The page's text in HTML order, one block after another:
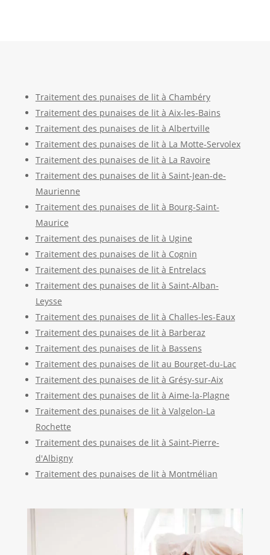
Traitement des punaises de lit à Chambéry
Traitement des punaises de lit à Aix-les-Bains
Traitement des punaises de lit à Albertville
Traitement des punaises de lit à La Motte-Servolex
Traitement des punaises de lit à La Ravoire
Traitement des punaises de lit à Saint-Jean-de-
Maurienne
Traitement des punaises de lit à Bourg-Saint-
Maurice
Traitement des punaises de lit à Ugine
Traitement des punaises de lit à Cognin
Traitement des punaises de lit à Entrelacs
Traitement des punaises de lit à Saint-Alban-
Leysse
Traitement des punaises de lit à Challes-les-Eaux
Traitement des punaises de lit à Barberaz
Traitement des punaises de lit à Bassens
Traitement des punaises de lit au Bourget-du-Lac
Traitement des punaises de lit à Grésy-sur-Aix
Traitement des punaises de lit à Aime-la-Plagne
Traitement des punaises de lit à Valgelon-La
Rochette
Traitement des punaises de lit à Saint-Pierre-
d'Albigny
Traitement des punaises de lit à Montmélian